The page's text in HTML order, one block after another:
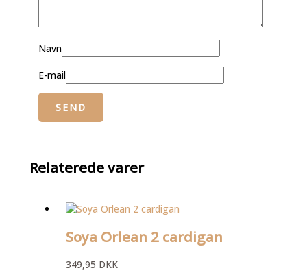
Navn
E-mail
Relaterede varer
Soya Orlean 2 cardigan
349,95 DKK